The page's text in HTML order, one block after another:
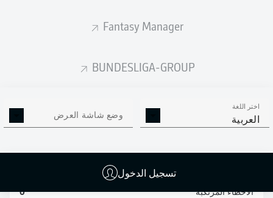
Fantasy Manager
BUNDESLIGA-GROUP
اختر اللغة
العربية وضع شاشة العرض
تسجيل الدخول
إحصائيات موسم 2026/2027
الافتكاكات الناجحة
الأخطاء المرتكبة 0